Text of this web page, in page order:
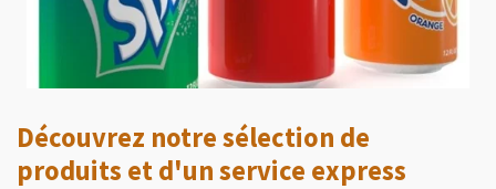
Découvrez notre sélection de
produits et d'un service express